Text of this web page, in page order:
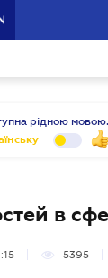
рідною мовою.
в
5395